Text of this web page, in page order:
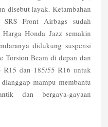
disebut layak. Ketambahan
Front Airbags sudah
Honda Jazz semakin
didukung suspensi
Torsion Beam di depan dan
R15 dan 185/55 R16 untuk
mampu membantu
dan bergaya-gayaan